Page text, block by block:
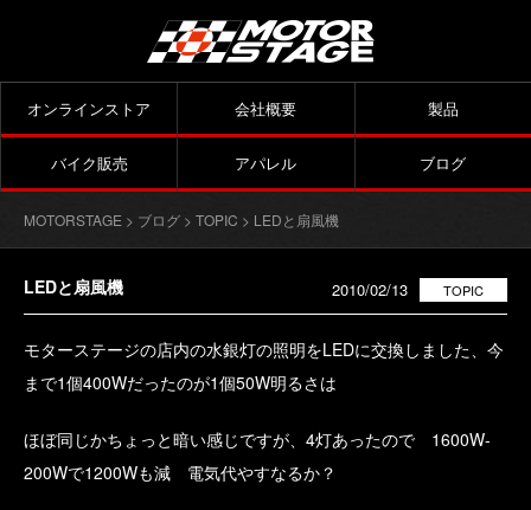
オンラインストア 会社概要 製品
バイク販売 アパレル ブログ
MOTORSTAGE > ブログ > TOPIC > LEDと扇風機
LEDと扇風機 TOPIC
2010/02/13
モターステージの店内の水銀灯の照明をLEDに交換しました、今
まで1個400Wだったのが1個50W明るさは
ほぼ同じかちょっと暗い感じですが、4灯あったので 1600W-
200Wで1200Wも減 電気代やすなるか？